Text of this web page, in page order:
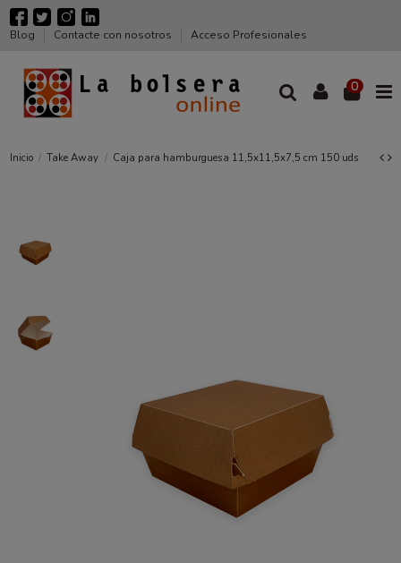
Blog Contacte con nosotros Acceso Profesionales
0
Inicio Take Away Caja para hamburguesa 11,5x11,5x7,5 cm 150 uds